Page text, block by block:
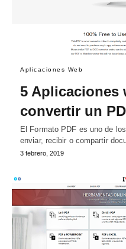
Aplicaciones Web
5 Aplicaciones
convertir un
El Formato PDF es uno de
enviar, recibir o compartir
3 febrero, 2019